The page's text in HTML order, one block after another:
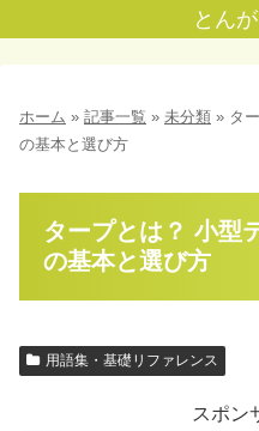
とん
ホーム » 記事一覧 » 未分類 » タ
の基本と選び方
タープとは？ 小型
の基本と選び方
用語集・基礎リファレンス
スポン